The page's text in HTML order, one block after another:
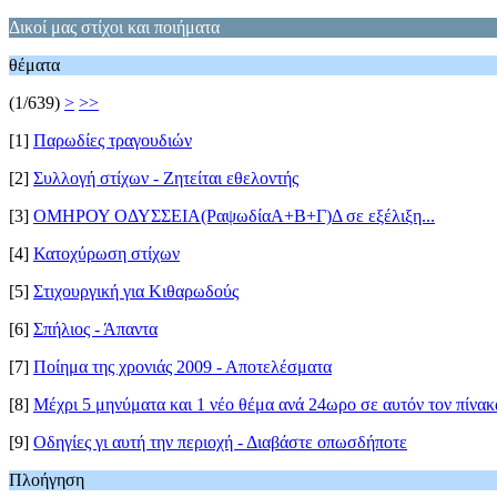
Δικοί μας στίχοι και ποιήματα
θέματα
(1/639) > >>
[1] Παρωδίες τραγουδιών
[2] Συλλογή στίχων - Ζητείται εθελοντής
[3] ΟΜΗΡΟΥ ΟΔΥΣΣΕΙΑ(ΡαψωδίαΑ+Β+Γ)Δ σε εξέλιξη...
[4] Κατοχύρωση στίχων
[5] Στιχουργική για Κιθαρωδούς
[6] Σπήλιος - Άπαντα
[7] Ποίημα της χρονιάς 2009 - Αποτελέσματα
[8] Μέχρι 5 μηνύματα και 1 νέο θέμα ανά 24ωρο σε αυτόν τον
[9] Οδηγίες γι αυτή την περιοχή - Διαβάστε οπωσδήποτε
Πλοήγηση